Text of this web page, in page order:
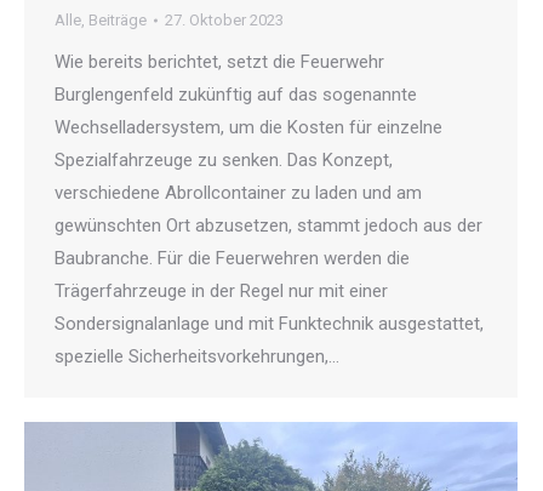
Alle, Beiträge 27. Oktober 2023
Wie bereits berichtet, setzt die Feuerwehr
Burglengenfeld zukünftig auf das sogenannte
Wechselladersystem, um die Kosten für einzelne
Spezialfahrzeuge zu senken. Das Konzept,
verschiedene Abrollcontainer zu laden und am
gewünschten Ort abzusetzen, stammt jedoch aus der
Baubranche. Für die Feuerwehren werden die
Trägerfahrzeuge in der Regel nur mit einer
Sondersignalanlage und mit Funktechnik ausgestattet,
spezielle Sicherheitsvorkehrungen,…